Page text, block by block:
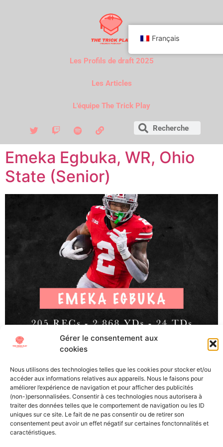
Gérer le consentement aux
cookies
Nous utilisons des technologies telles que les cookies pour stocker et/ou
accéder aux informations relatives aux appareils. Nous le faisons pour
améliorer l’expérience de navigation et pour afficher des publicités
(non-)personnalisées. Consentir à ces technologies nous autorisera à
traiter des données telles que le comportement de navigation ou les ID
uniques sur ce site. Le fait de ne pas consentir ou de retirer son
consentement peut avoir un effet négatif sur certaines fonctonnalités et
caractéristiques.
Les Profils de draft 2025
Les Articles
L'équipe The Trick Play
Emeka Egbuka, WR, Ohio
State (Senior)
Emeka Egbuka, WR, Ohio State (Senior) La Draft NFL
2025 approche à grand pas et malgré une cuvée qui de
prime abord semblait manquer de talent, l’équipe de The
Trick Play s’est à nouveau plongé dans les tapes afin de
pouvoir vous proposer les scouting reports des joueurs
qui porteront bientôt le maillot de vos […]
Français